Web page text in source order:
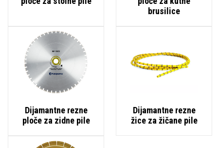
brusilice
Dijamantne rezne
ploče za zidne pile
Dijamantne rezne
žice za žičane pile